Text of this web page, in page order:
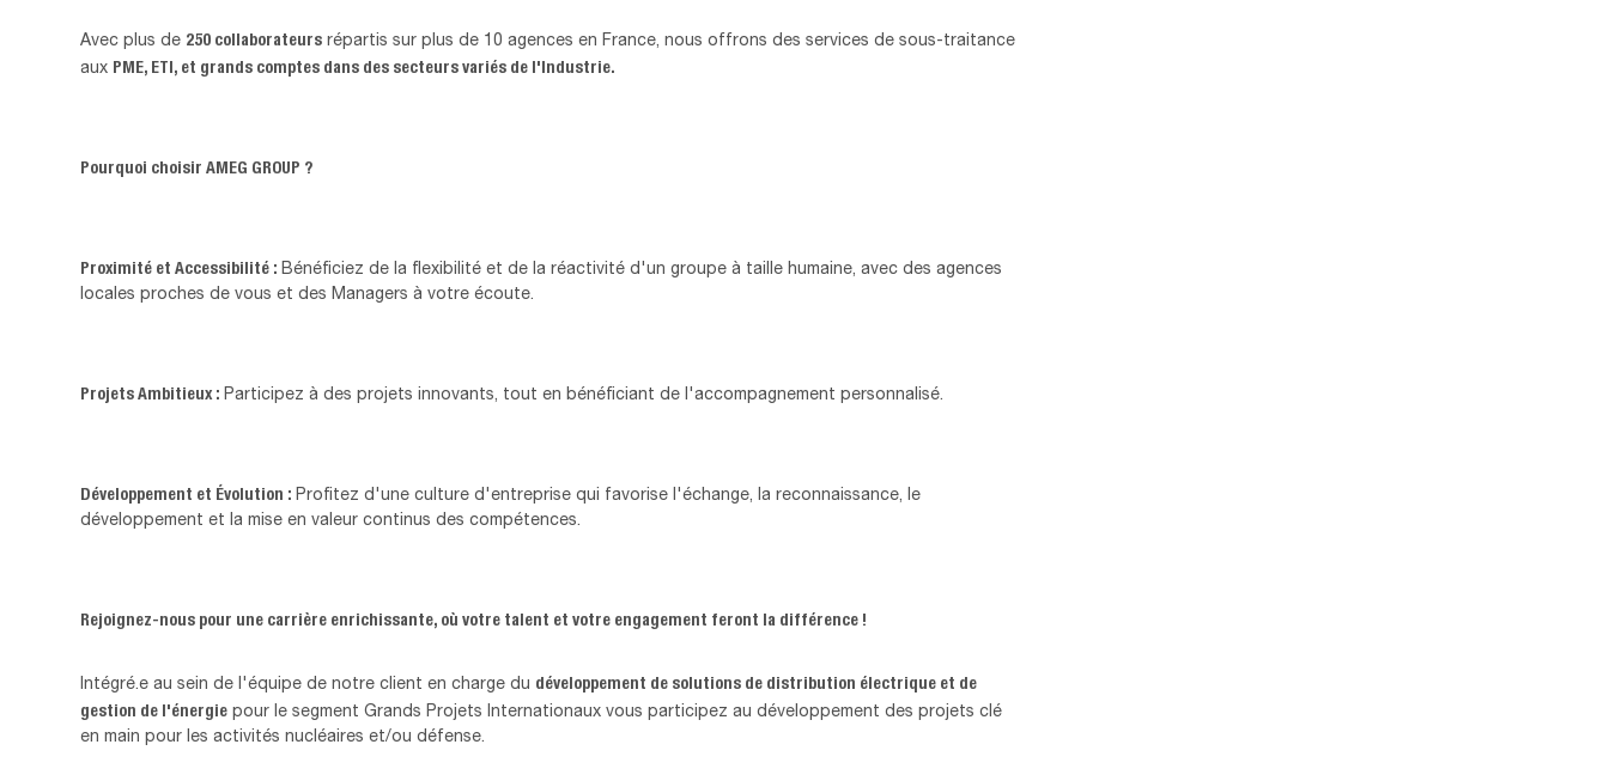
Avec plus de 250 collaborateurs répartis sur plus de 10 agences en France, nous offrons des services de sous-traitance
aux PME, ETI, et grands comptes dans des secteurs variés de l'Industrie.
Pourquoi choisir AMEG GROUP ?
Proximité et Accessibilité :Bénéficiez de la flexibilité et de la réactivité d'un groupe à taille humaine, avec des agences
locales proches de vous et des Managers à votre écoute.
Projets Ambitieux :Participez à des projets innovants, tout en bénéficiant de l'accompagnement personnalisé.
Développement et Évolution :Profitez d'une culture d'entreprise qui favorise l'échange, la reconnaissance, le
développement et la mise en valeur continus des compétences.
Rejoignez-nous pour une carrière enrichissante, où votre talent et votre engagement feront la différence !
Intégré.e au sein de l'équipe de notre client en charge du développement de solutions de distribution électrique et de
gestion de l'énergie pour le segment Grands Projets Internationaux vous participez au développement des projets clé
en main pour les activités nucléaires et/ou défense.